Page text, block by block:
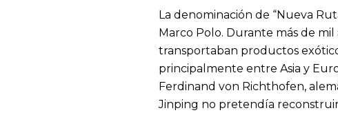
La denominación de “Nueva
Marco Polo. Durante más de
transportaban productos
principalmente entre Asia y
Ferdinand von Richthofen,
Jinping no pretendía